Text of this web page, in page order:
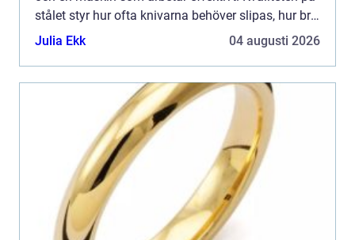
stålet styr hur ofta knivarna behöver slipas, hur bra
yta som uppnås och hur tryggt arbetet känns. ...
Julia Ekk 04 augusti 2026